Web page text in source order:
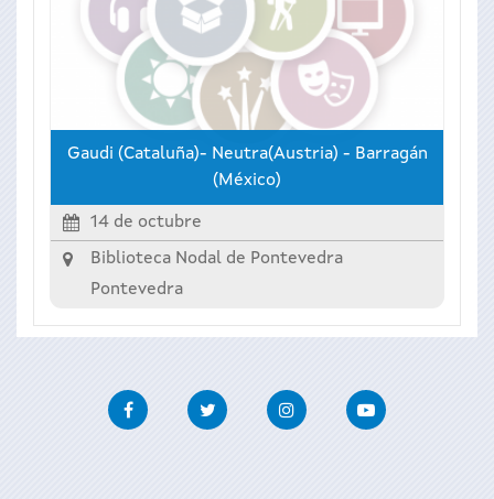
Gaudi (Cataluña)- Neutra(Austria) - Barragán
(México)
14 de octubre
Biblioteca Nodal de Pontevedra
Pontevedra
FacebookTwitter InstagramYoutube